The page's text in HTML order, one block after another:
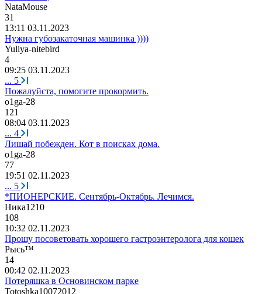
NataMouse
31
13:11 03.11.2023
Нужна губозакаточная машинка ))))
Yuliya-nitebird
4
09:25 03.11.2023
... 5
Пожалуйста, помогите прокормить.
o1ga-28
121
08:04 03.11.2023
... 4
Лишай побежден. Кот в поисках дома.
o1ga-28
77
19:51 02.11.2023
... 5
*ПИОНЕРСКИЕ. Сентябрь-Октябрь. Лечимся.
Ника1210
108
10:32 02.11.2023
Прошу посоветовать хорошего гастроэнтеролога для кошек
Рысь™
14
00:42 02.11.2023
Потеряшка в Основинском парке
Totoshka10072012